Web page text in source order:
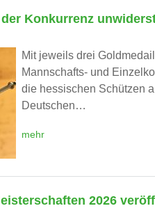
Konkurrenz
Mit jeweils drei
Mannschafts- und
die hessischen Schützen
Deutschen…
mehr
2026